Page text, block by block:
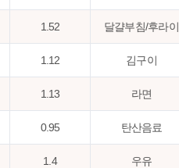
1.52 달걀부침/후라이
1.12 김구이
1.13 라면
0.95 탄산음료
1.4 우유